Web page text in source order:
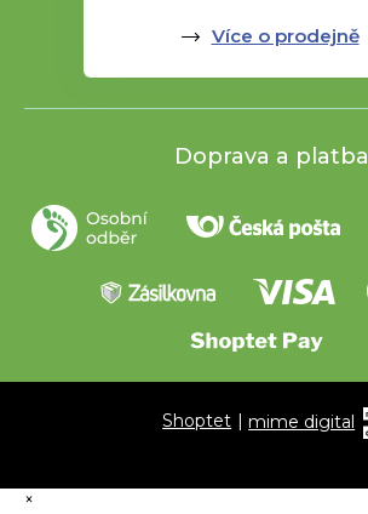
Více o prodejně
Doprava a platba
Shoptet |mime digital
×